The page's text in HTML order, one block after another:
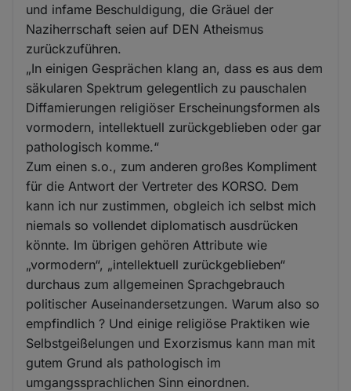
und infame Beschuldigung, die Gräuel der
Naziherrschaft seien auf DEN Atheismus
zurückzuführen.
„In einigen Gesprächen klang an, dass es aus dem
säkularen Spektrum gelegentlich zu pauschalen
Diffamierungen religiöser Erscheinungsformen als
vormodern, intellektuell zurückgeblieben oder gar
pathologisch komme.“
Zum einen s.o., zum anderen großes Kompliment
für die Antwort der Vertreter des KORSO. Dem
kann ich nur zustimmen, obgleich ich selbst mich
niemals so vollendet diplomatisch ausdrücken
könnte. Im übrigen gehören Attribute wie
„vormodern“, „intellektuell zurückgeblieben“
durchaus zum allgemeinen Sprachgebrauch
politischer Auseinandersetzungen. Warum also so
empfindlich ? Und einige religiöse Praktiken wie
Selbstgeißelungen und Exorzismus kann man mit
gutem Grund als pathologisch im
umgangssprachlichen Sinn einordnen.